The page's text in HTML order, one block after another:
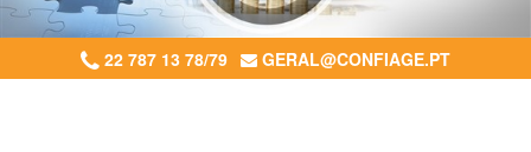
22 787 13 78/79 GERAL@CONFIAGE.PT